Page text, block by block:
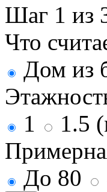
Шаг 1 из
Что
Дом из
1
1.5
До 80